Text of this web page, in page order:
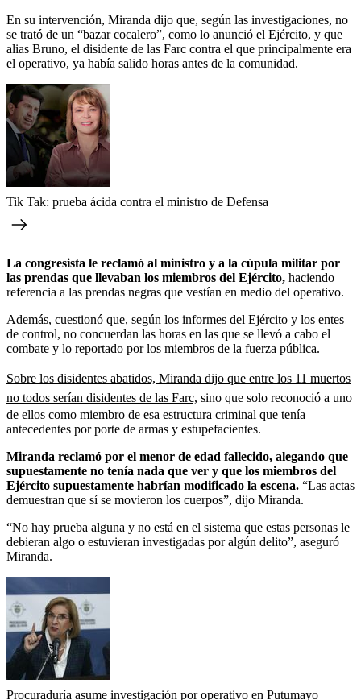
En su intervención, Miranda dijo que, según las investigaciones, no
se trató de un “bazar cocalero”, como lo anunció el Ejército, y que
alias Bruno, el disidente de las Farc contra el que principalmente era
el operativo, ya había salido horas antes de la comunidad.
Tik Tak: prueba ácida contra el ministro de Defensa
La congresista le reclamó al ministro y a la cúpula militar por
las prendas que llevaban los miembros del Ejército, haciendo
referencia a las prendas negras que vestían en medio del operativo.
Además, cuestionó que, según los informes del Ejército y los entes
de control, no concuerdan las horas en las que se llevó a cabo el
combate y lo reportado por los miembros de la fuerza pública.
Sobre los disidentes abatidos, Miranda dijo que entre los 11 muertos
no todos serían disidentes de las Farc, sino que solo reconoció a uno
de ellos como miembro de esa estructura criminal que tenía
antecedentes por porte de armas y estupefacientes.
Miranda reclamó por el menor de edad fallecido, alegando que
supuestamente no tenía nada que ver y que los miembros del
Ejército supuestamente habrían modificado la escena. “Las actas
demuestran que sí se movieron los cuerpos”, dijo Miranda.
“No hay prueba alguna y no está en el sistema que estas personas le
debieran algo o estuvieran investigadas por algún delito”, aseguró
Miranda.
Procuraduría asume investigación por operativo en Putumayo